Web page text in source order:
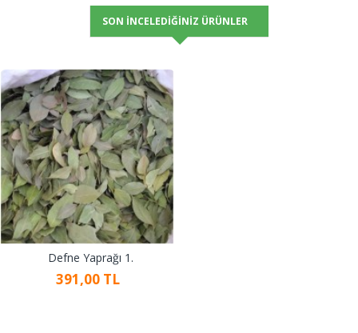
SON İNCELEDIĞINIZ ÜRÜNLER
Defne Yaprağı 1.
391,00 TL